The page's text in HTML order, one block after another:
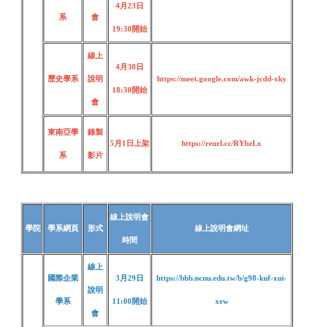
系 會
4月23日
19:30 開始
歷史學系
線上
說明
會
4月30日
18:30 開始
https://meet.google.com/awk-jcdd-xky
東南亞學
系
錄製
影片
5月1日上架 https://reurl.cc/RYbzLx
學院 學系網頁 形式
線上說明會
時間
線上說明會網址
國際企業
學系
線上
說明
會
3月29日
11:00開始
https://bbb.ncnu.edu.tw/b/g98-kuf-xui-
xew